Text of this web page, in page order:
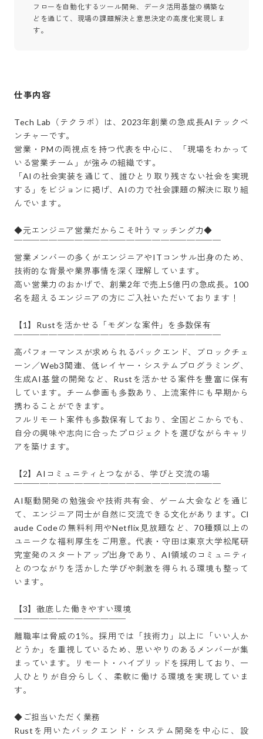
フローを自動化するツール開発、データ活用基盤の構築な
どを通じて、現場の課題解決と意思決定の高度化実現しま
す。
仕事内容
Tech Lab（テクラボ）は、2023年創業の急成長AIテックベ
ンチャーです。
営業・PMの両視点を持つ代表を中心に、「現場をわかって
いる営業チーム」が強みの組織です。
「AIの社会実装を通じて、誰ひとり取り残さない社会を実現
する」をビジョンに掲げ、AIの力で社会課題の解決に取り組
んでいます。
◆元エンジニア営業だからこそ叶うマッチング力◆
￣￣￣￣￣￣￣￣￣￣￣￣￣￣￣￣￣￣￣￣￣￣￣￣
営業メンバーの多くがエンジニアやITコンサル出身のため、
技術的な背景や業界事情を深く理解しています。
高い営業力のおかげで、創業2年で売上5億円の急成長。100
名を超えるエンジニアの方にご入社いただいております！
【1】Rustを活かせる「モダンな案件」を多数保有
￣￣￣￣￣￣￣￣￣￣￣￣￣￣￣￣￣￣￣￣￣￣￣￣
高パフォーマンスが求められるバックエンド、ブロックチェ
ーン／Web3関連、低レイヤー・システムプログラミング、
生成AI基盤の開発など、Rustを活かせる案件を豊富に保有
しています。チーム参画も多数あり、上流案件にも早期から
携わることができます。
フルリモート案件も多数保有しており、全国どこからでも、
自分の興味や志向に合ったプロジェクトを選びながらキャリ
アを築けます。
【2】AIコミュニティとつながる、学びと交流の場
￣￣￣￣￣￣￣￣￣￣￣￣￣￣￣￣￣￣￣￣￣￣￣￣
AI駆動開発の勉強会や技術共有会、ゲーム大会などを通じ
て、エンジニア同士が自然に交流できる文化があります。Cl
aude Codeの無料利用やNetflix見放題など、70種類以上の
ユニークな福利厚生をご用意。代表・守田は東京大学松尾研
究室発のスタートアップ出身であり、AI領域のコミュニティ
とのつながりを活かした学びや刺激を得られる環境も整って
います。
【3】徹底した働きやすい環境
￣￣￣￣￣￣￣￣￣￣￣￣￣
離職率は脅威の1％。採用では「技術力」以上に「いい人か
どうか」を重視しているため、思いやりのあるメンバーが集
まっています。リモート・ハイブリッドを採用しており、一
人ひとりが自分らしく、柔軟に働ける環境を実現していま
す。
◆ご担当いただく業務
Rustを用いたバックエンド・システム開発を中心に、設